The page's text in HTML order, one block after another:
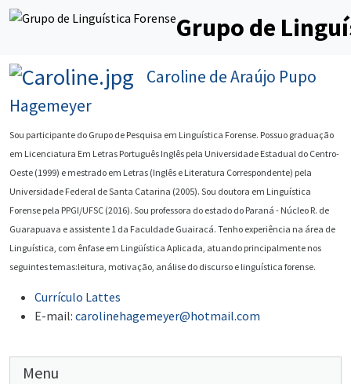
Grupo de
Caroline de Araújo Pupo
Hagemeyer
Sou participante do Grupo de Pesquisa em Linguística Forense. Possuo graduação
em Licenciatura Em Letras Português Inglês pela Universidade Estadual do Centro-
Oeste (1999) e mestrado em Letras (Inglês e Literatura Correspondente) pela
Universidade Federal de Santa Catarina (2005). Sou doutora em Linguística
Forense pela PPGI/UFSC (2016). Sou professora do estado do Paraná - Núcleo R. de
Guarapuava e assistente 1 da Faculdade Guairacá. Tenho experiência na área de
Linguística, com ênfase em Lingüística Aplicada, atuando principalmente nos
seguintes temas:leitura, motivação, análise do discurso e linguística forense.
Currículo Lattes
E-mail: carolinehagemeyer@hotmail.com
Menu